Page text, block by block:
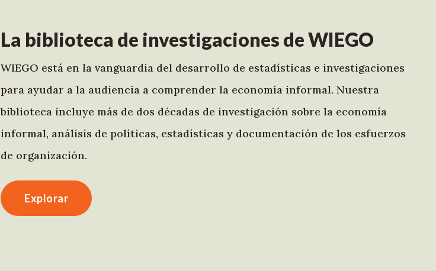
La biblioteca de investigaciones de WIEGO
WIEGO está en la vanguardia del desarrollo de estadísticas e investigaciones
para ayudar a la audiencia a comprender la economía informal. Nuestra
biblioteca incluye más de dos décadas de investigación sobre la economía
informal, análisis de políticas, estadísticas y documentación de los esfuerzos
de organización.
Explorar